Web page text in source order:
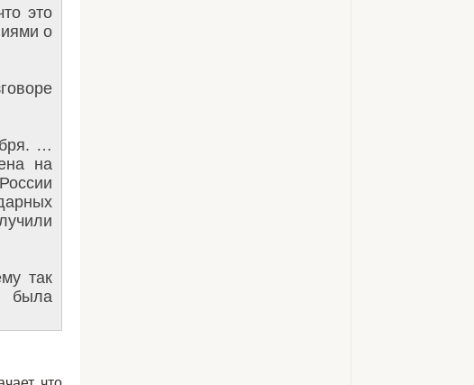
это
о
…
на
так